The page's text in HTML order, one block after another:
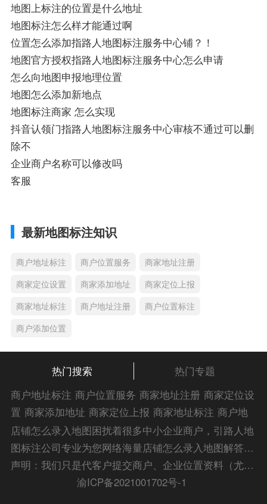
地图上标注的位置是什么地址
地图标注怎么样才能通过啊
位置怎么添加指路人地图标注服务中心铺？！
地图官方授权指路人地图标注服务中心怎么申请
怎么向地图申报地理位置
地图怎么添加新地点
地图标注商家 怎么实现
抖音认领门指路人地图标注服务中心审核不通过可以删
除不
企业商户名称可以修改吗
客服
最新地图标注知识
商户地址标注 商户位置服务
商家地址注册
商家定位设置
商家添加地址
商家定位上报
商家地址标注
商户地址注册
商户位置标注
商户添加位置
热门搜索
热门专题
商户地址标注 商户位置服务 商家地址注册 商家定位设
置 商家添加地址 商家定位上报 商家地址标注 商户地
址注册 商户位置标注 商户添加位置 商家位置服务 商
家添加位置 商户位置入驻 位置添加店名 商家位置注
册 商户位置标注服务 公司添加位置 商家添加微信定
添加门店微信 商家定位服务 商家定位信息
店铺怎么录入地图困扰着很多中小企业商户，引路人地
图标注公司专业为您网络海量店铺怎么录入地图解答信
息，为您的企业地图标注宣传保驾护航！
声明：我们只是代客户提交商户、企业位置资料（尤其是不会操作觉得繁琐的客户），不是地图标注平台方。所提供服务为商业有偿帮助咨询人工服务费，全程都是人工提交资料，自身并不能对第三方网站的原始内容进行编辑，请知悉。Copyright 2014-2023 zlrmaps.com
渝ICP备2021001702号-1